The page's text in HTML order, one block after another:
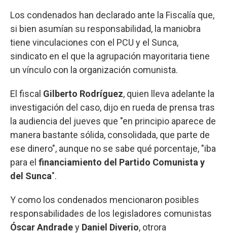
Los condenados han declarado ante la Fiscalía que,
si bien asumían su responsabilidad, la maniobra
tiene vinculaciones con el PCU y el Sunca,
sindicato en el que la agrupación mayoritaria tiene
un vínculo con la organización comunista.
El fiscal Gilberto Rodríguez, quien lleva adelante la
investigación del caso, dijo en rueda de prensa tras
la audiencia del jueves que "en principio aparece de
manera bastante sólida, consolidada, que parte de
ese dinero", aunque no se sabe qué porcentaje, "iba
para el financiamiento del Partido Comunista y
del Sunca".
Y como los condenados mencionaron posibles
responsabilidades de los legisladores comunistas
Óscar Andradey Daniel Diverio, otrora